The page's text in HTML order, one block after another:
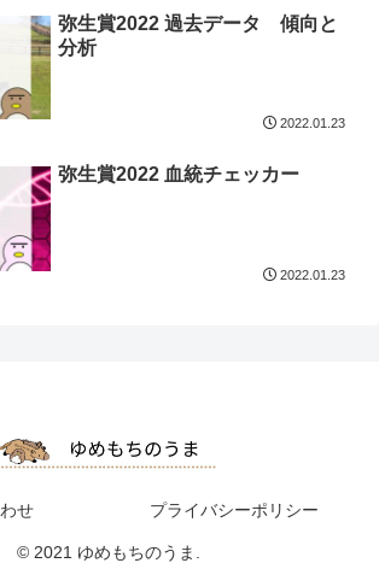
弥生賞2022 過去データ 傾向と
分析
2022.01.23
弥生賞2022 血統チェッカー
2022.01.23
せ プライバシーポリシー
© 2021 ゆめもちのうま.